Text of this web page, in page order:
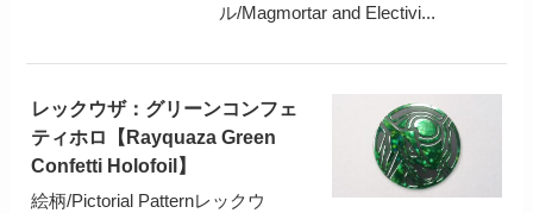
ル/Magmortar and Electivi...
レックウザ：グリーンコンフェ
ティホロ【Rayquaza Green
Confetti Holofoil】
絵柄/Pictorial Patternレックウ